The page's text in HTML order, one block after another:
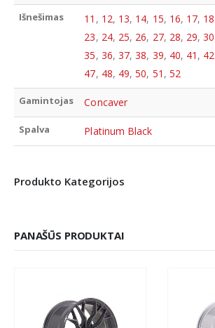
Išnešimas 11 , 12, 13, 14, 15, 16, 17, 18
23, 24, 25, 26, 27, 28, 29,30
35, 36, 37,38, 39, 40, 41 , 42
47, 48, 49,50, 51 , 52
Gamintojas Concaver
Spalva Platinum Black
Produkto Kategorijos
PANAŠŪS PRODUKTAI